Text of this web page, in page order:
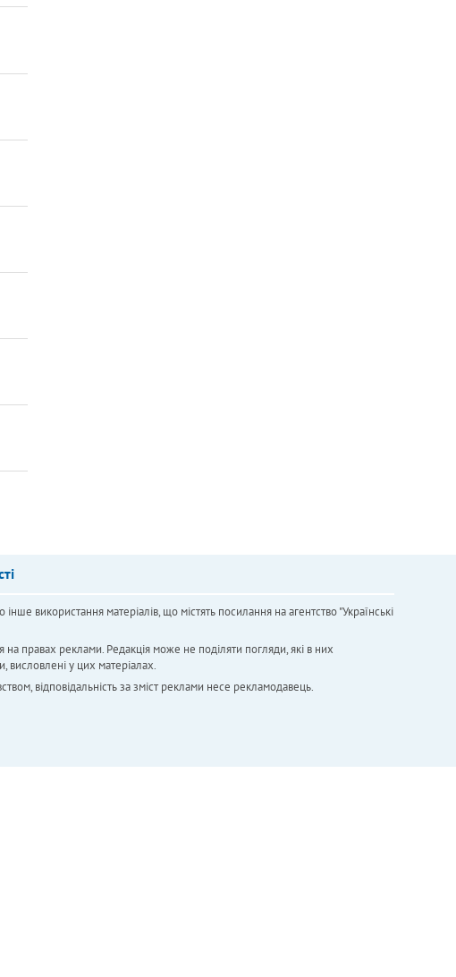
використання матеріалів, що містять посилання на агентство "Українськi
правах реклами. Редакція може не поділяти погляди, які в них
висловлені у цих матеріалах.
відповідальність за зміст реклами несе рекламодавець.